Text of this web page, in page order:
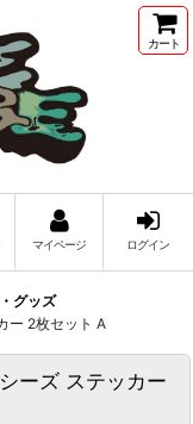
カート
マイページ ログイン
グッズ
ー 2枚セット A
ーズ ステッカー